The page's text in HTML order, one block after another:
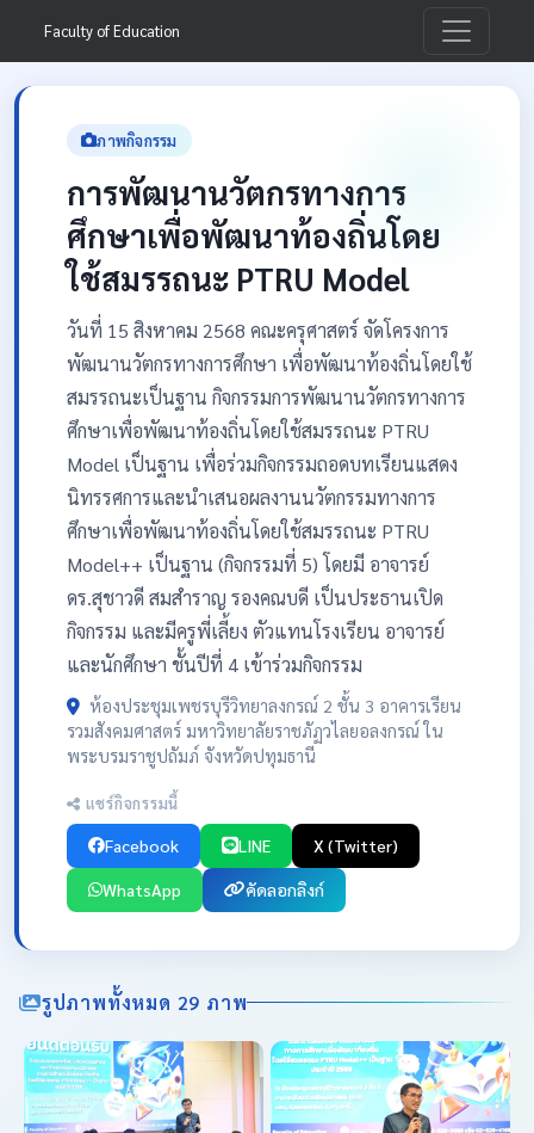
Faculty of Education
ภาพกิจกรรม
การพัฒนานวัตกรทางการ
ศึกษาเพื่อพัฒนาท้องถิ่นโดย
ใช้สมรรถนะ PTRU Model
วันที่ 15 สิงหาคม 2568 คณะครุศาสตร์ จัดโครงการ
พัฒนานวัตกรทางการศึกษา เพื่อพัฒนาท้องถิ่นโดยใช้
สมรรถนะเป็นฐาน กิจกรรมการพัฒนานวัตกรทางการ
ศึกษาเพื่อพัฒนาท้องถิ่นโดยใช้สมรรถนะ PTRU
Model เป็นฐาน เพื่อร่วมกิจกรรมถอดบทเรียนแสดง
นิทรรศการและนำเสนอผลงานนวัตกรรมทางการ
ศึกษาเพื่อพัฒนาท้องถิ่นโดยใช้สมรรถนะ PTRU
Model++ เป็นฐาน (กิจกรรมที่ 5) โดยมี อาจารย์
ดร.สุชาวดี สมสำราญ รองคณบดี เป็นประธานเปิด
กิจกรรม และมีครูพี่เลี้ยง ตัวแทนโรงเรียน อาจารย์
และนักศึกษา ชั้นปีที่ 4 เข้าร่วมกิจกรรม
ห้องประชุมเพชรบุรีวิทยาลงกรณ์ 2 ชั้น 3 อาคารเรียน
รวมสังคมศาสตร์ มหาวิทยาลัยราชภัฏวไลยอลงกรณ์ ใน
พระบรมราชูปถัมภ์ จังหวัดปทุมธานี
แชร์กิจกรรมนี้
Facebook LINE X (Twitter)
WhatsApp คัดลอกลิงก์
รูปภาพทั้งหมด 29 ภาพ